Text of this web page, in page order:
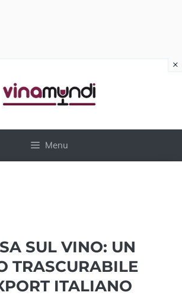
Menu
SUL VINO: UN
TRASCURABILE
ITALIANO
×